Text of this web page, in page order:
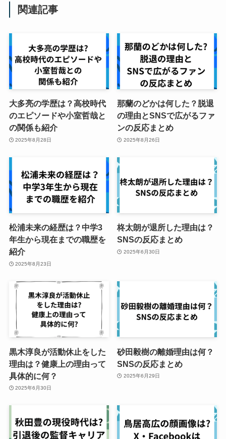
関連記事
大多亮の学歴は？高校時代
のエピソードや小室哲哉と
の関係も紹介
2025年8月28日
那蘭のどかは何した？脱退
の理由とSNSで広がるファ
ンの反応まとめ
2025年8月26日
松浦未来の経歴は？中学3
年生から現在までの職歴を
紹介
2025年8月23日
柊太朗が退所した理由は？
SNSの反応まとめ
2025年6月30日
黒木淳良が活動休止をした
理由は？健康上の理由って
具体的に何？
2025年6月30日
砂田毅樹の離婚理由は何？
SNSの反応まとめ
2025年6月29日